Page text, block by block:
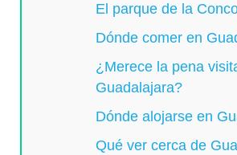
El parque de la
Dónde comer en
¿Merece la pena
Guadalajara?
Dónde alojarse en
Qué ver cerca de